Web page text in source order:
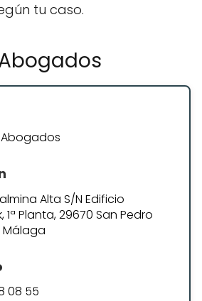
tu caso.
Alta S/N Edificio
1ª Planta, 29670 San Pedro
08 55